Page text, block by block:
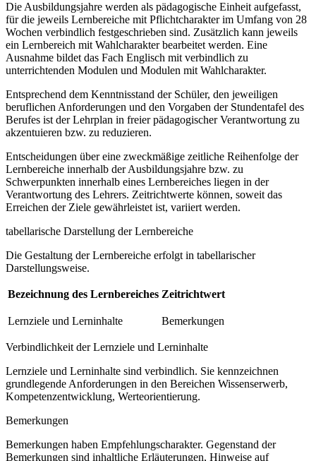
Die Ausbildungsjahre werden als pädagogische Einheit aufgefasst,
für die jeweils Lernbereiche mit Pflichtcharakter im Umfang von 28
Wochen verbindlich festgeschrieben sind. Zusätzlich kann jeweils
ein Lernbereich mit Wahlcharakter bearbeitet werden. Eine
Ausnahme bildet das Fach Englisch mit verbindlich zu
unterrichtenden Modulen und Modulen mit Wahlcharakter.
Entsprechend dem Kenntnisstand der Schüler, den jeweiligen
beruflichen Anforderungen und den Vorgaben der Stundentafel des
Berufes ist der Lehrplan in freier pädagogischer Verantwortung zu
akzentuieren bzw. zu reduzieren.
Entscheidungen über eine zweckmäßige zeitliche Reihenfolge der
Lernbereiche innerhalb der Ausbildungsjahre bzw. zu
Schwerpunkten innerhalb eines Lernbereiches liegen in der
Verantwortung des Lehrers. Zeitrichtwerte können, soweit das
Erreichen der Ziele gewährleistet ist, variiert werden.
tabellarische Darstellung der Lernbereiche
Die Gestaltung der Lernbereiche erfolgt in tabellarischer
Darstellungsweise.
Bezeichnung des Lernbereiches Zeitrichtwert
Lernziele und Lerninhalte Bemerkungen
Verbindlichkeit der Lernziele und Lerninhalte
Lernziele und Lerninhalte sind verbindlich. Sie kennzeichnen
grundlegende Anforderungen in den Bereichen Wissenserwerb,
Kompetenzentwicklung, Werteorientierung.
Bemerkungen
Bemerkungen haben Empfehlungscharakter. Gegenstand der
Bemerkungen sind inhaltliche Erläuterungen, Hinweise auf